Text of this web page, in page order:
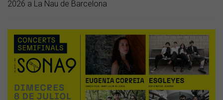
2026 a La Nau de Barcelona